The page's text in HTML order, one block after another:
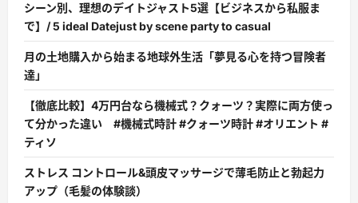
シーン別、理想のデイトジャスト5選【ビジネスから私服ま
で】/ 5 ideal Datejust by scene party to casual
月の土地購入から始まる地球外生活「夢見る心を持つ冒険者
達」
【徹底比較】4万円台なら機械式？クォーツ？実際に両方使っ
て分かった違い #機械式時計 #クォーツ時計 #オリエント #
ティソ
ストレス コントロール&頭皮マッサージで薄毛防止と勃起力
アップ（毛髪の体験談）